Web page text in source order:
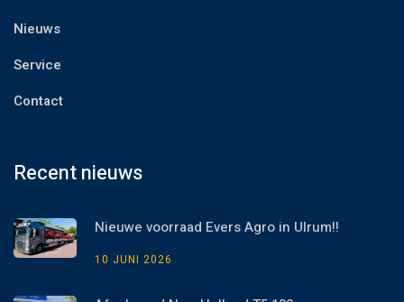
Nieuws
Service
Contact
Recent nieuws
Nieuwe voorraad Evers Agro in Ulrum!!
10 JUNI 2026